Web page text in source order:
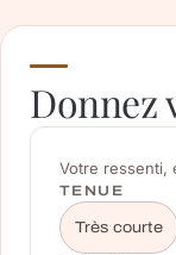
Donnez
Votre ressenti,
TENUE
Très courte